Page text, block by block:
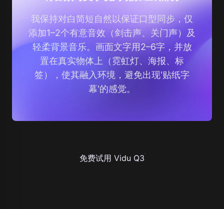
我保持对白简短自然以保证口型同步，仅
添加1–2个有意音效（剑击声、关门声）及
轻柔背景音乐。画面文字用2–6字，并放
置在真实物体上（霓虹灯、海报、标
签），使其融入环境，避免出现'贴纸字
幕'的感觉。
免费试用 Vidu Q3